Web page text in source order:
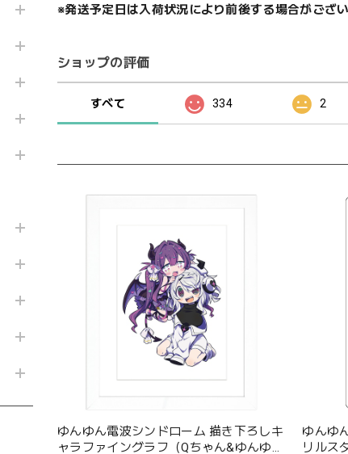
※発送予定日は入荷状況により前後する場合がござ
ショップの評価
すべて 334 2
ゆんゆん電波シンドローム 描き下ろしキ
ャラファイングラフ（Qちゃん&ゆんゆ
ゆんゆ
リルス